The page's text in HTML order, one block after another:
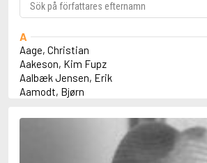
A
Aage, Christian
Aakeson, Kim Fupz
Aalbæk Jensen, Erik
Aamodt, Bjørn
Abbey, Kieran